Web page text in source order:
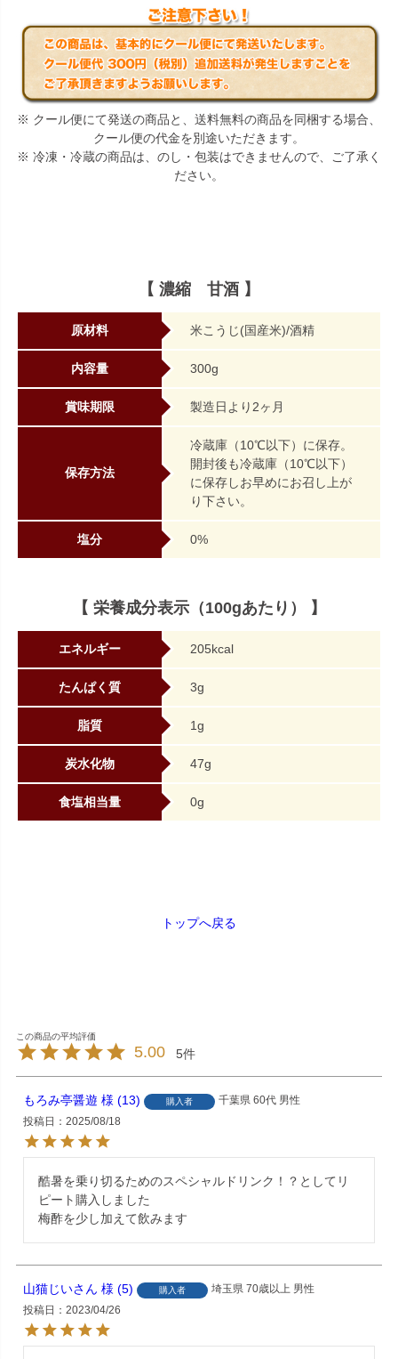
※ クール便にて発送の商品と、送料無料の商品を同梱する場合、
クール便の代金を別途いただきます。
※ 冷凍・冷蔵の商品は、のし・包装はできませんので、ご了承く
ださい。
【 濃縮 甘酒 】
原材料 米こうじ(国産米)/酒精
内容量 300g
賞味期限 製造日より2ヶ月
保存方法
冷蔵庫（10℃以下）に保存。
開封後も冷蔵庫（10℃以下）
に保存しお早めにお召し上が
り下さい。
塩分 0%
【 栄養成分表示（100gあたり） 】
エネルギー 205kcal
たんぱく質 3g
脂質 1g
炭水化物 47g
食塩相当量 0g
トップへ戻る
5.00 5
もろみ亭醤遊 13 購入者 千葉県 60代 男性
投稿日
2025/08/18
酷暑を乗り切るためのスペシャルドリンク！？としてリ
ピート購入しました
梅酢を少し加えて飲みます
山猫じいさん 5 購入者 埼玉県 70歳以上 男性
投稿日
2023/04/26